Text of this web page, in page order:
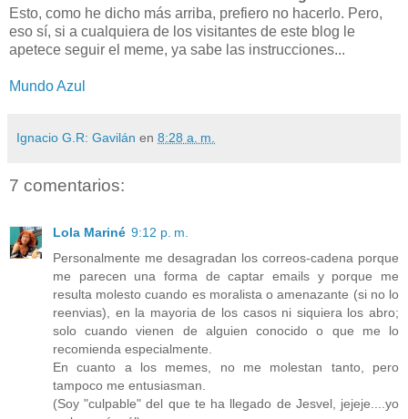
Esto, como he dicho más arriba, prefiero no hacerlo. Pero,
eso sí, si a cualquiera de los visitantes de este blog le
apetece seguir el meme, ya sabe las instrucciones...
Mundo Azul
Ignacio G.R: Gavilán en 8:28 a. m.
7 comentarios:
Lola Mariné 9:12 p. m.
Personalmente me desagradan los correos-cadena porque
me parecen una forma de captar emails y porque me
resulta molesto cuando es moralista o amenazante (si no lo
reenvias), en la mayoria de los casos ni siquiera los abro;
solo cuando vienen de alguien conocido o que me lo
recomienda especialmente.
En cuanto a los memes, no me molestan tanto, pero
tampoco me entusiasman.
(Soy "culpable" del que te ha llegado de Jesvel, jejeje....yo